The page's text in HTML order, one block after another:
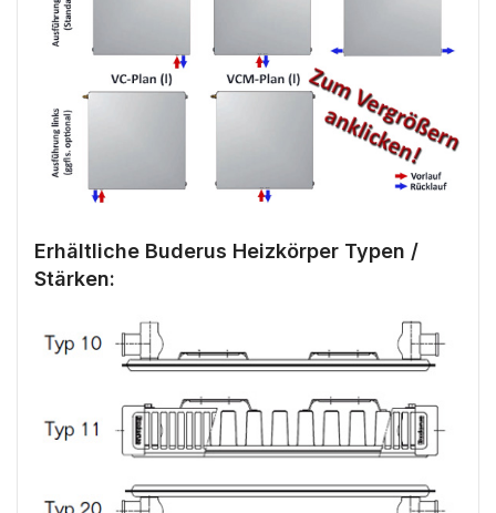
Erhältliche Buderus Heizkörper Typen /
Stärken: